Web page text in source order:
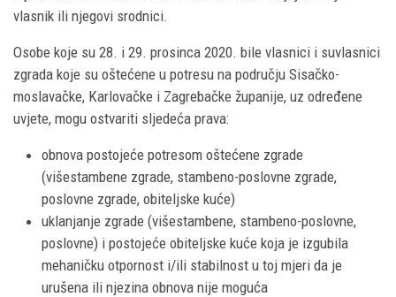
vlasnik ili njegovi srodnici.
Osobe koje su 28. i 29. prosinca 2020. bile vlasnici i suvlasnici
zgrada koje su oštećene u potresu na području Sisačko-
moslavačke, Karlovačke i Zagrebačke županije, uz određene
uvjete, mogu ostvariti sljedeća prava:
obnova postojeće potresom oštećene zgrade
(višestambene zgrade, stambeno-poslovne zgrade,
poslovne zgrade, obiteljske kuće)
uklanjanje zgrade (višestambene, stambeno-poslovne,
poslovne) i postojeće obiteljske kuće koja je izgubila
mehaničku otpornost i/ili stabilnost u toj mjeri da je
urušena ili njezina obnova nije moguća